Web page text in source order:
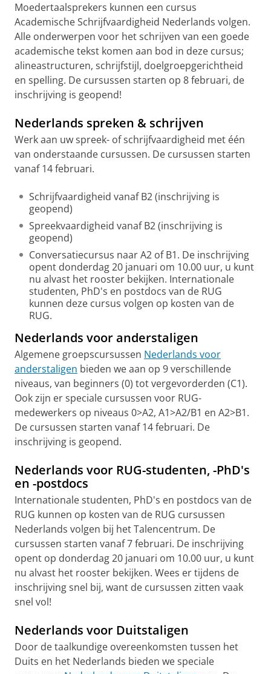
Moedertaalsprekers kunnen een cursus
Academische Schrijfvaardigheid Nederlands volgen.
Alle onderwerpen voor het schrijven van een goede
academische tekst komen aan bod in deze cursus;
alineastructuren, schrijfstijl, doelgroepgerichtheid
en spelling. De cursussen starten op 8 februari, de
inschrijving is geopend!
Nederlands spreken & schrijven
Werk aan uw spreek- of schrijfvaardigheid met één
van onderstaande cursussen. De cursussen starten
vanaf 14 februari.
Schrijfvaardigheid vanaf B2 (inschrijving is
geopend)
Spreekvaardigheid vanaf B2 (inschrijving is
geopend)
Conversatiecursus naar A2 of B1. De inschrijving
opent donderdag 20 januari om 10.00 uur, u kunt
nu alvast het rooster bekijken. Internationale
studenten, PhD's en postdocs van de RUG
kunnen deze cursus volgen op kosten van de
RUG.
Nederlands voor anderstaligen
Algemene groepscursussen Nederlands voor
anderstaligen bieden we aan op 9 verschillende
niveaus, van beginners (0) tot vergevorderden (C1).
Ook zijn er speciale cursussen voor RUG-
medewerkers op niveaus 0>A2, A1>A2/B1 en A2>B1.
De cursussen starten vanaf 14 februari. De
inschrijving is geopend.
Nederlands voor RUG-studenten, -PhD's
en -postdocs
Internationale studenten, PhD's en postdocs van de
RUG kunnen op kosten van de RUG cursussen
Nederlands volgen bij het Talencentrum. De
cursussen starten vanaf 7 februari. De inschrijving
opent op donderdag 20 januari om 10.00 uur, u kunt
nu alvast het rooster bekijken. Wees er tijdens de
inschrijving snel bij, want de cursussen zitten vaak
snel vol!
Nederlands voor Duitstaligen
Door de taalkundige overeenkomsten tussen het
Duits en het Nederlands bieden we speciale